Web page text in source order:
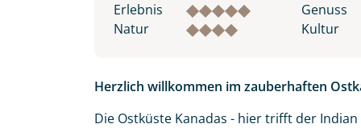
Erlebnis Genuss
Natur
Kultur
Herzlich willkommen im zauberhaften
Die Ostküste Kanadas - hier trifft der